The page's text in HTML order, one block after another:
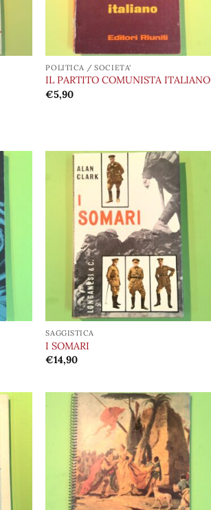
POLITICA / SOCIETA'
IL PARTITO COMUNISTA ITALIANO
€5,90
lista
dei
Aggiungi
alla lista
desideri
SAGGISTICA
I SOMARI
€14,90
Aggiungi
alla lista
dei
desideri